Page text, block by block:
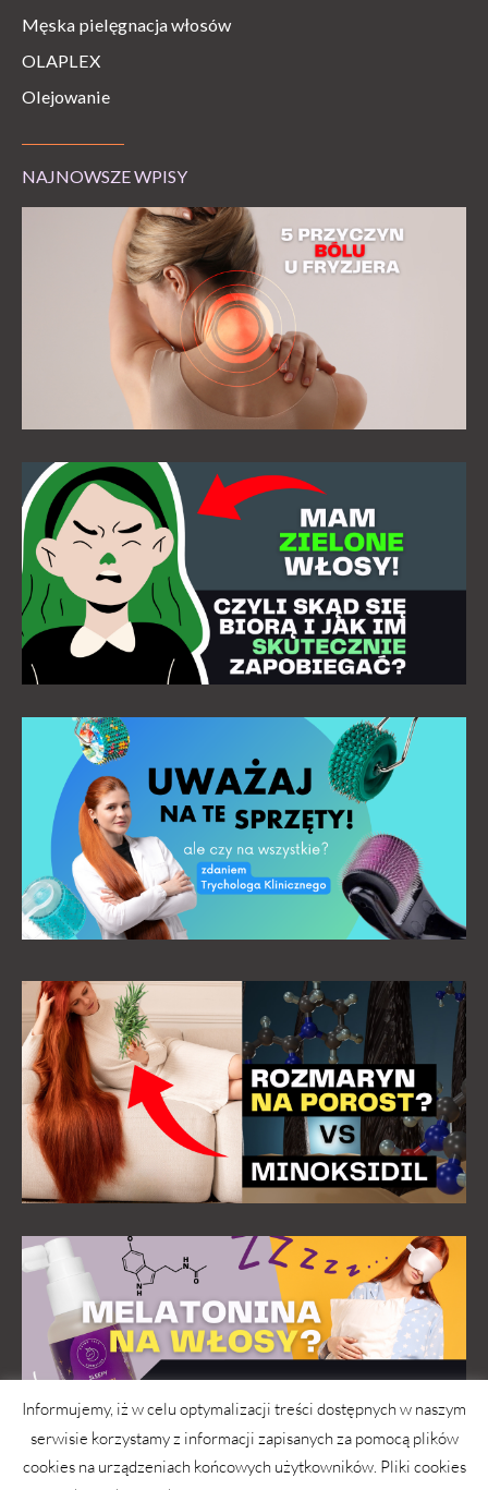
Męska pielęgnacja włosów
OLAPLEX
Olejowanie
NAJNOWSZE WPISY
Informujemy, iż w celu optymalizacji treści dostępnych w naszym
serwisie korzystamy z informacji zapisanych za pomocą plików
cookies na urządzeniach końcowych użytkowników. Pliki cookies